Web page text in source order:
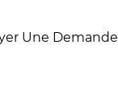
Une Demande